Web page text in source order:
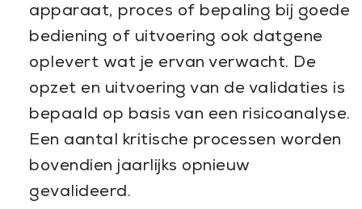
apparaat, proces of bepaling bij goede
bediening of uitvoering ook datgene
oplevert wat je ervan verwacht. De
opzet en uitvoering van de validaties is
bepaald op basis van een risicoanalyse.
Een aantal kritische processen worden
bovendien jaarlijks opnieuw
gevalideerd.